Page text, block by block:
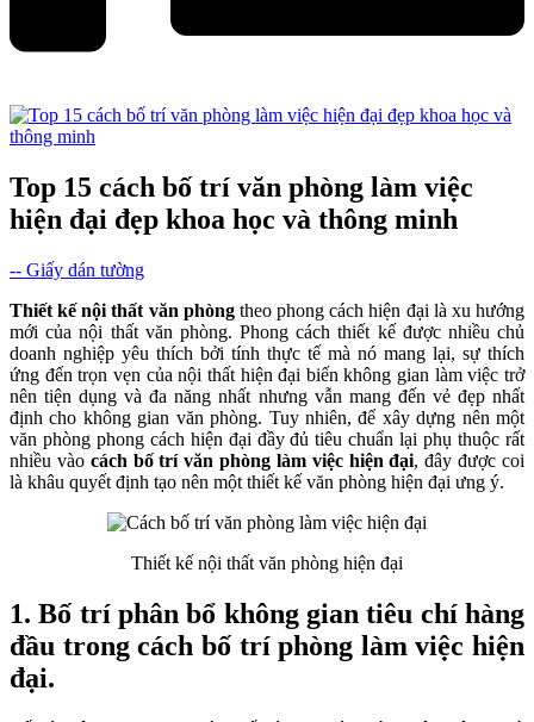
Top 15 cách bố trí văn phòng làm việc
hiện đại đẹp khoa học và thông minh
-- Giấy dán tường
Thiết kế nội thất văn phòngtheo phong cách hiện đại là xu hướng
mới của nội thất văn phòng. Phong cách thiết kế được nhiều chủ
doanh nghiệp yêu thích bởi tính thực tế mà nó mang lại, sự thích
ứng đến trọn vẹn của nội thất hiện đại biến không gian làm việc trở
nên tiện dụng và đa năng nhất nhưng vẫn mang đến vẻ đẹp nhất
định cho không gian văn phòng. Tuy nhiên, để xây dựng nên một
văn phòng phong cách hiện đại đầy đủ tiêu chuẩn lại phụ thuộc rất
nhiều vào cách bố trí văn phòng làm việc hiện đại, đây được coi
là khâu quyết định tạo nên một thiết kế văn phòng hiện đại ưng ý.
Thiết kế nội thất văn phòng hiện đại
1. Bố trí phân bổ không gian tiêu chí hàng
đầu trong cách bố trí phòng làm việc hiện
đại.